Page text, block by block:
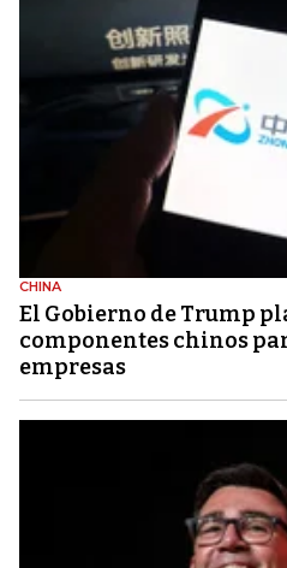
CHINA
El Gobierno de Trump
componentes chinos
empresas